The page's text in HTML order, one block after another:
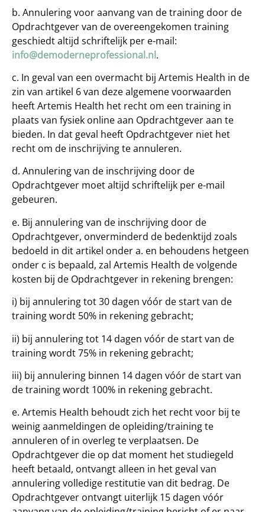
b. Annulering voor aanvang van de training door de
Opdrachtgever van de overeengekomen training
geschiedt altijd schriftelijk per e-mail:
info@demoderneprofessional.nl.
c. In geval van een overmacht bij Artemis Health in de
zin van artikel 6 van deze algemene voorwaarden
heeft Artemis Health het recht om een training in
plaats van fysiek online aan Opdrachtgever aan te
bieden. In dat geval heeft Opdrachtgever niet het
recht om de inschrijving te annuleren.
d. Annulering van de inschrijving door de
Opdrachtgever moet altijd schriftelijk per e-mail
gebeuren.
e. Bij annulering van de inschrijving door de
Opdrachtgever, onverminderd de bedenktijd zoals
bedoeld in dit artikel onder a. en behoudens hetgeen
onder c is bepaald, zal Artemis Health de volgende
kosten bij de Opdrachtgever in rekening brengen:
i) bij annulering tot 30 dagen vóór de start van de
training wordt 50% in rekening gebracht;
ii) bij annulering tot 14 dagen vóór de start van de
training wordt 75% in rekening gebracht;
iii) bij annulering binnen 14 dagen vóór de start van
de training wordt 100% in rekening gebracht.
e. Artemis Health behoudt zich het recht voor bij te
weinig aanmeldingen de opleiding/training te
annuleren of in overleg te verplaatsen. De
Opdrachtgever die op dat moment het studiegeld
heeft betaald, ontvangt alleen in het geval van
annulering volledige restitutie van dit bedrag. De
Opdrachtgever ontvangt uiterlijk 15 dagen vóór